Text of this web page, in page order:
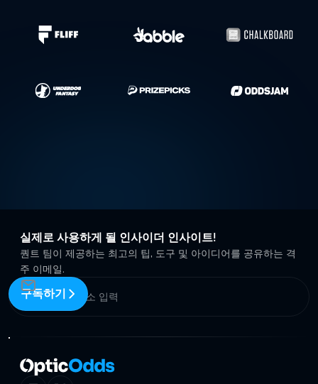
실제로 사용하게 될 인사이더 인사이트!
퀀트 팀이 제공하는 최고의 팁, 도구 및 아이디어를 공유하는 격
주 이메일.
구독하기